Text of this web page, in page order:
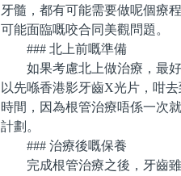
牙髓，都有可能需要做呢個療
可能面臨嘅咬合同美觀問題。
### 北上前嘅準備
如果考慮北上做治療，最好
以先喺香港影牙齒X光片，咁
時間，因為根管治療唔係一次
計劃。
### 治療後嘅保養
完成根管治療之後，牙齒雖